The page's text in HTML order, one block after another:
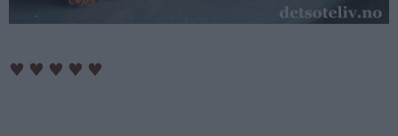
♥ ♥ ♥ ♥ ♥